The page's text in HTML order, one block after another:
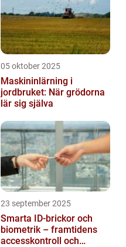
05 oktober 2025
Maskininlärning i
jordbruket: När grödorna
lär sig själva
23 september 2025
Smarta ID-brickor och
biometrik – framtidens
accesskontroll och